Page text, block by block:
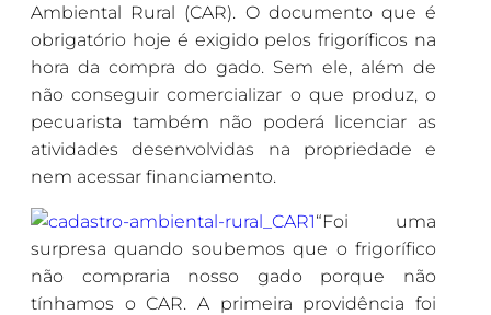
Ambiental Rural (CAR). O documento que é
obrigatório hoje é exigido pelos frigoríficos na
hora da compra do gado. Sem ele, além de
não conseguir comercializar o que produz, o
pecuarista também não poderá licenciar as
atividades desenvolvidas na propriedade e
nem acessar financiamento.
“Foi uma
surpresa quando soubemos que o frigorífico
não compraria nosso gado porque não
tínhamos o CAR. A primeira providência foi